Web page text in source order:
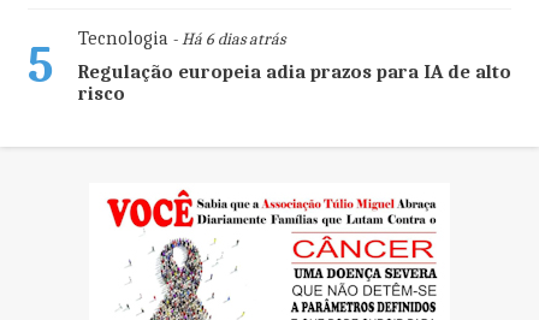
5 Tecnologia- Há 6 dias atrás
Regulação europeia adia prazos para IA de alto
risco